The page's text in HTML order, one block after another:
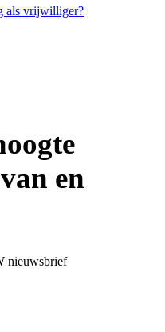
als vrijwilliger?
en
nieuwsbrief